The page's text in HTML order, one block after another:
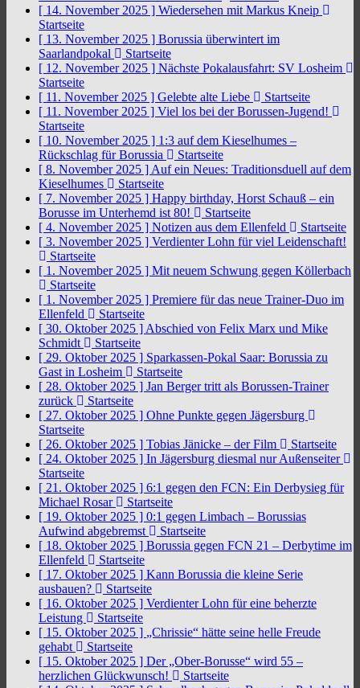
[ 14. November 2025 ] Wiedersehen mit Markus Kneip
Startseite
[ 13. November 2025 ] Borussia überwintert im
Saarlandpokal
Startseite
[ 12. November 2025 ] Nächste Pokalausfahrt: SV Losheim
Startseite
[ 11. November 2025 ] Gelebte alte Liebe
Startseite
[ 11. November 2025 ] Viel los bei der Borussen-Jugend!
Startseite
[ 10. November 2025 ] 1:3 auf dem Kieselhumes –
Rückschlag für Borussia
Startseite
[ 8. November 2025 ] Auf ein Neues: Traditionsduell auf dem
Kieselhumes
Startseite
[ 7. November 2025 ] Happy birthday, Horst Schauß – ein
Borusse im Unterhemd ist 80!
Startseite
[ 4. November 2025 ] Notizen aus dem Ellenfeld
Startseite
[ 3. November 2025 ] Verdienter Lohn für viel Leidenschaft!
Startseite
[ 1. November 2025 ] Mit neuem Schwung gegen Köllerbach
Startseite
[ 1. November 2025 ] Premiere für das neue Trainer-Duo im
Ellenfeld
Startseite
[ 30. Oktober 2025 ] Abschied von Felix Marx und Mike
Schmidt
Startseite
[ 29. Oktober 2025 ] Sparkassen-Pokal Saar: Borussia zu
Gast in Losheim
Startseite
[ 28. Oktober 2025 ] Jan Berger tritt als Borussen-Trainer
zurück
Startseite
[ 27. Oktober 2025 ] Ohne Punkte gegen Jägersburg
Startseite
[ 26. Oktober 2025 ] Tobias Jänicke – der Film
Startseite
[ 24. Oktober 2025 ] In Jägersburg diesmal nur Außenseiter
Startseite
[ 21. Oktober 2025 ] 6:1 gegen den FCN: Ein Derbysieg für
Michael Rosar
Startseite
[ 19. Oktober 2025 ] 0:1 gegen Limbach – Borussias
Aufwind abgebremst
Startseite
[ 18. Oktober 2025 ] Borussia gegen FCN 21 – Derbytime im
Ellenfeld
Startseite
[ 17. Oktober 2025 ] Kann Borussia die kleine Serie
ausbauen?
Startseite
[ 16. Oktober 2025 ] Verdienter Lohn für eine beherzte
Leistung
Startseite
[ 15. Oktober 2025 ] „Chrissie“ hätte seine helle Freude
gehabt
Startseite
[ 15. Oktober 2025 ] Der „Ober-Borusse“ wird 55 –
herzlichen Glückwunsch!
Startseite